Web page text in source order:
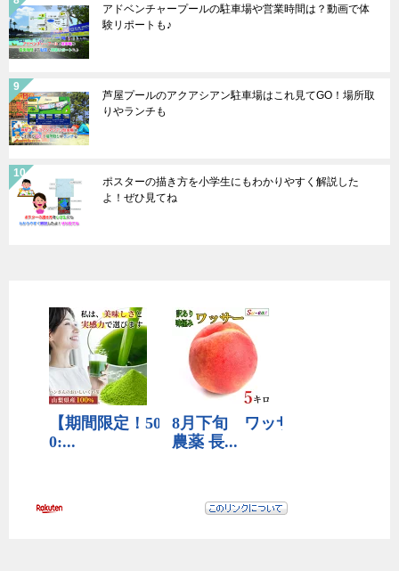
アドベンチャープールの駐車場や営業時間は？動画で体
験リポートも♪
芦屋プールのアクアシアン駐車場はこれ見てGO！場所取
りやランチも
ポスターの描き方を小学生にもわかりやすく解説した
よ！ぜひ見てね